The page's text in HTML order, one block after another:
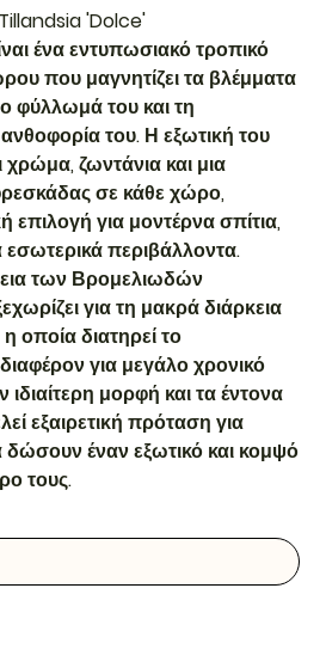
'Dolce'
ένα εντυπωσιακό τροπικό
που μαγνητίζει τα βλέμματα
φύλλωμά του και τη
του. Η εξωτική του
ζωντάνια και μια
σε κάθε χώρο,
επιλογή για μοντέρνα σπίτια,
εσωτερικά περιβάλλοντα.
των Βρομελιωδών
για τη μακρά διάρκεια
οποία διατηρεί το
για μεγάλο χρονικό
μορφή και τα έντονα
εξαιρετική πρόταση για
έναν εξωτικό και κομψό
τους.